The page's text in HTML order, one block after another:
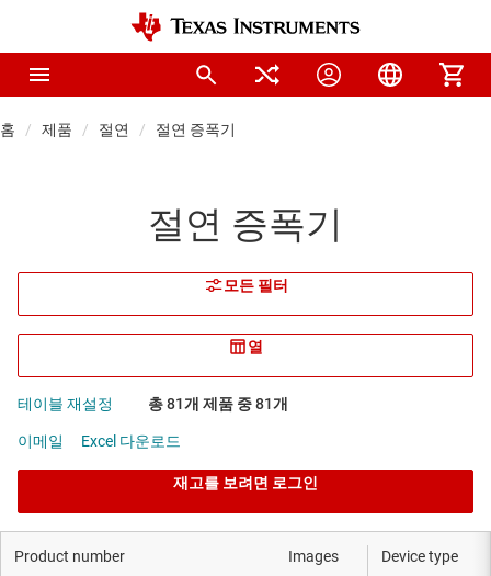
홈 제품 절연 절연 증폭기
절연 증폭기
모든 필터
열
테이블 재설정 총 81개 제품 중 81개
이메일 Excel 다운로드
재고를 보려면 로그인
Device type
Product number Images